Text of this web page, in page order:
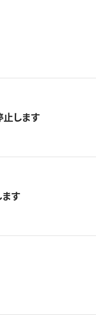
します
す